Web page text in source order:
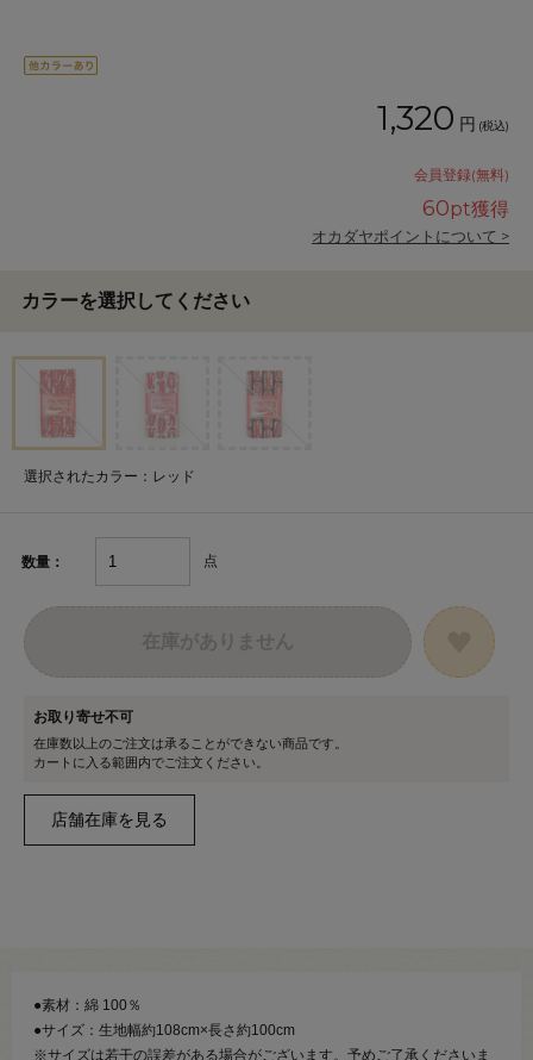
1,320 円 (税込)
会員登録(無料)
60pt獲得
オカダヤポイントについて >
カラーを選択してください
選択されたカラー：レッド
数量： 点
お取り寄せ不可
在庫数以上のご注文は承ることができない商品です。
カートに入る範囲内でご注文ください。
●素材：綿 100％
●サイズ：生地幅約108cm×長さ約100cm
※サイズは若干の誤差がある場合がございます。予めご了承くださいま